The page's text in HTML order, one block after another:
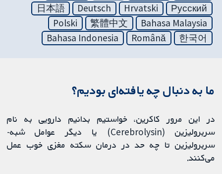
Русский
Hrvatski
Deutsch
日本語
Bahasa Malaysia
繁體中文
Polski
한국어
Română
Bahasa Indonesia
ما به دنبال چه یافته‌ای بودیم؟
در این مرور کاکرین، ‌خواستیم بدانیم دارویی به نام
سربرولیزین (Cerebrolysin) یا دیگر عوامل شبه-
سربرولیزین تا چه حد در درمان سکته مغزی خوب عمل
می‌کنند.